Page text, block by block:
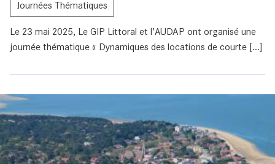
Journées Thématiques
Le 23 mai 2025, Le GIP Littoral et l’AUDAP ont organisé une
journée thématique « Dynamiques des locations de courte [...]